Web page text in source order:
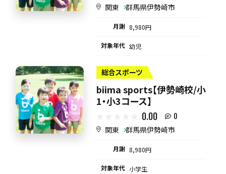
関東 群馬県伊勢崎市
月謝 8,980円
対象年代 幼児
総合スポーツ
biima sports【伊勢崎校/小
1・小3コース】
0.00 0
関東 群馬県伊勢崎市
月謝 8,980円
対象年代 小学生